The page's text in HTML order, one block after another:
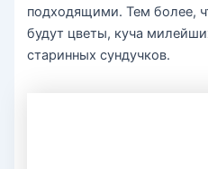
подходящими. Тем более,
будут цветы, куча
старинных сундучков.